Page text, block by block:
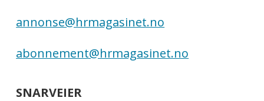
annonse@hrmagasinet.no
abonnement@hrmagasinet.no
SNARVEIER